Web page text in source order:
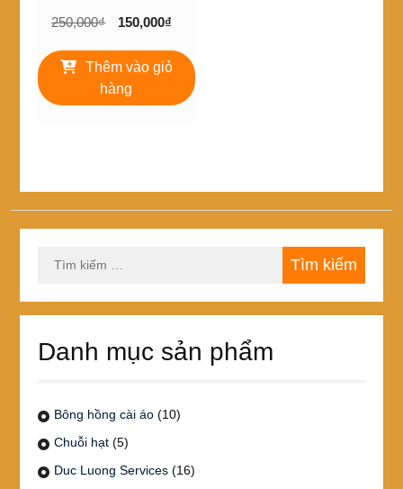
250,000₫
Giá
là:
250,000₫.
150,000₫
tại
150,000₫.
Thêm vào giỏ
hàng
kiếm
Danh mục sản phẩm
Bông hồng cài áo (10)
Chuỗi hạt (5)
Duc Luong Services (16)